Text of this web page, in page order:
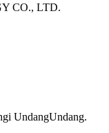
CO., LTD.
UndangUndang.